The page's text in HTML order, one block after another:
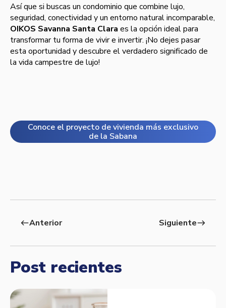
Así que si buscas un condominio que combine lujo,
seguridad, conectividad y un entorno natural incomparable,
OIKOS Savanna Santa Clara es la opción ideal para
transformar tu forma de vivir e invertir. ¡No dejes pasar
esta oportunidad y descubre el verdadero significado de
la vida campestre de lujo!
Conoce el proyecto de vivienda más exclusivo
de la Sabana
westAnterior Siguienteeast
Post recientes